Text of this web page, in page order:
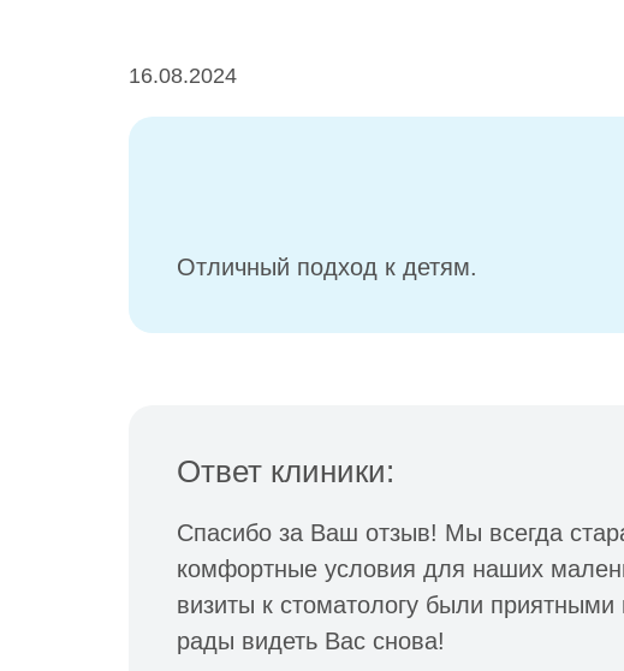
16.08.2024
Отличный подход к детям.
Ответ клиники:
Спасибо за Ваш отзыв! Мы всегда
комфортные условия для наших
визиты к стоматологу были приятными
рады видеть Вас снова!